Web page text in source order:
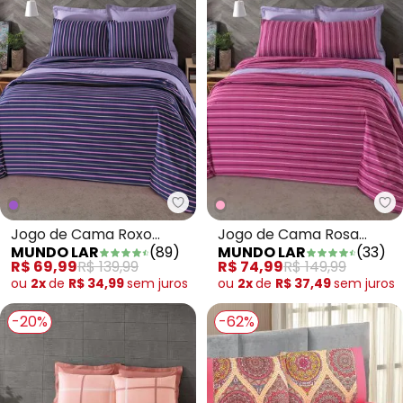
Mundo Lar - Jogo de Cama
Jogo de Cama Roxo
Solteiro 3 Peças
MUNDO LAR (89)
R$ 69,99R$ 139,99
ou 2xde R$ 34,99sem juros
Jogo de Cama Rosa
Solteiro 3 Peças
MUNDO LAR (33)
R$ 74,99R$ 149,99
ou 2xde R$ 37,49sem juros
-20% -62%